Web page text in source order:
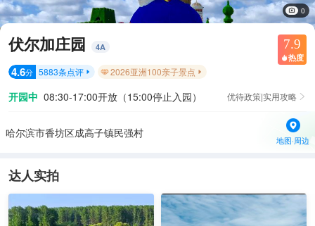
0
伏尔加庄园 4A 7.9
 热度
4.6分 5883条点评  2026亚洲100亲子景点 
开园中 08:30-17:00开放（15:00停止入园） 优待政策|实用攻略 
哈尔滨市香坊区成高子镇民强村
地图·周边
达人实拍